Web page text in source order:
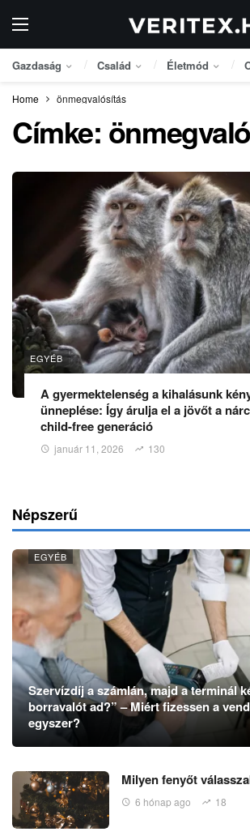
Gazdaság Család Életmód
Home önmegvalósítás
Címke:
EGYÉB
A gyermektelenség a kihalásunk
ünneplése: Így árulja el a jövőt a
child-free generáció
január 11, 2026 130
Népszerű
EGYÉB
Szervízdíj a számlán, majd a terminál
borravalót ad?” – Miért fizessen a
egyszer?
Milyen fenyőt
6 hónap ago 18